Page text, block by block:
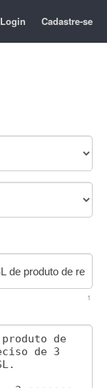
Login Cadastre-se
1